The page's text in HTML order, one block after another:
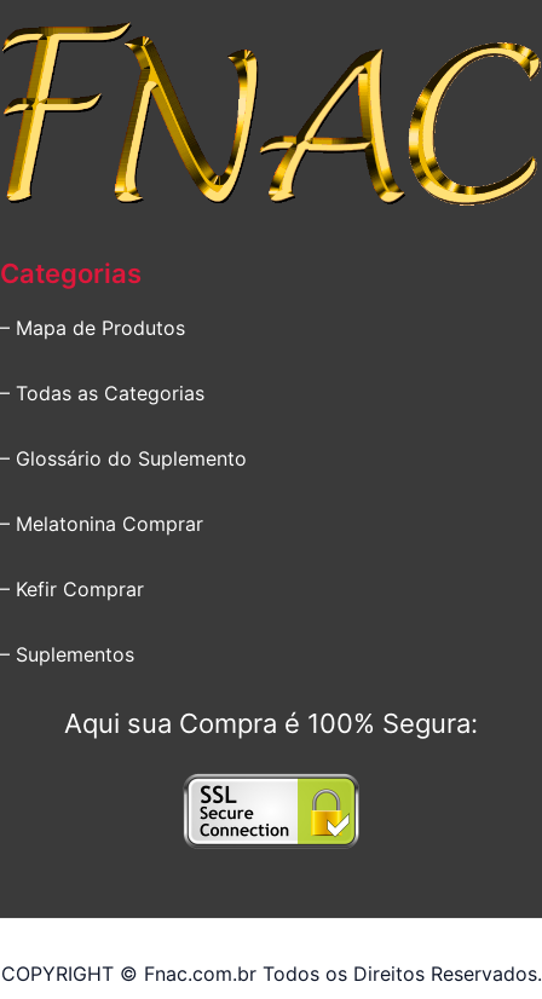
Categorias
– Mapa de Produtos
– Todas as Categorias
– Glossário do Suplemento
– Melatonina Comprar
– Kefir Comprar
– Suplementos
Aqui sua Compra é 100% Segura:
COPYRIGHT © Fnac.com.br Todos os Direitos Reservados.